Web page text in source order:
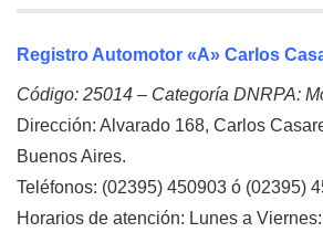
Registro Automotor «A» Carlos
Código: 25014 – Categoría DNRPA:
Dirección: Alvarado 168, Carlos
Buenos Aires.
Teléfonos: (02395) 450903 ó (02395)
Horarios de atención: Lunes a